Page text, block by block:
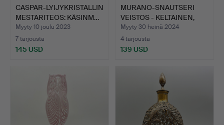
CASPAR-LYIJYKRISTALLIN
MESTARITEOS: KÄSINM…
Myyty 10 joulu 2023
7 tarjousta
145 USD
MURANO-SNAUTSERI
VEISTOS - KELTAINEN,
VIHR…
Myyty 30 heinä 2024
4 tarjousta
139 USD